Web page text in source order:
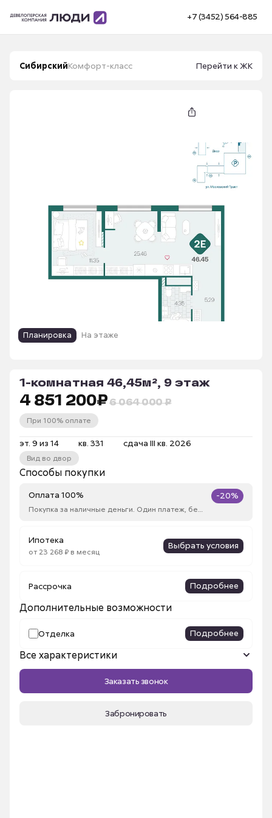
+7 (3452) 564-885
Планировка На этаже
СибирскийКомфорт-класс Перейти к ЖК
1-комнатная 46,45м², 9 этаж
4 851 200₽ 6 064 000 ₽
При 100% оплате
эт. 9 из 14 кв. 331 сдача III кв. 2026
Вид во двор
Способы покупки
Оплата 100%
Покупка за наличные деньги. Один платеж, без рассрочки
-20%
Ипотека
от 23 268 ₽ в месяц
Выбрать условия
Рассрочка Подробнее
Дополнительные возможности
Отделка Подробнее
Все характеристики
Название ЖК Сибирский
Заказать звонок
Забронировать